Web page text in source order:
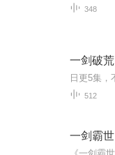
348
一剑破荒
512
一剑霸世